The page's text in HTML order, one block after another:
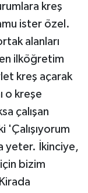
kreş
ister özel.
alanları
ilköğretim
kreş açarak
o kreşe
çalışan
'Çalışıyorum
yeter. İkinciye,
bizim